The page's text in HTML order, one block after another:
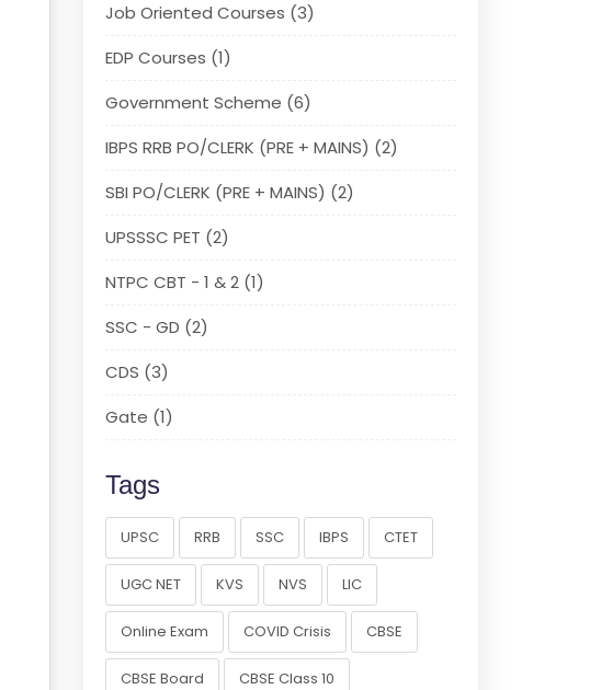
Job Oriented Courses (3)
EDP Courses (1)
Government Scheme (6)
IBPS RRB PO/CLERK (PRE + MAINS) (2)
SBI PO/CLERK (PRE + MAINS) (2)
UPSSSC PET (2)
NTPC CBT - 1 & 2 (1)
SSC - GD (2)
CDS (3)
Gate (1)
Tags
UPSC RRB SSC IBPS CTET
UGC NET KVS NVS LIC
Online Exam COVID Crisis CBSE
CBSE Board CBSE Class 10